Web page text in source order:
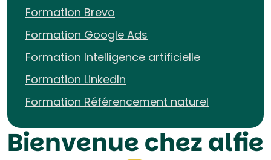
Formation Brevo
Formation Google Ads
Formation Intelligence artificielle
Formation LinkedIn
Formation Référencement naturel
Bienvenue chez alfie